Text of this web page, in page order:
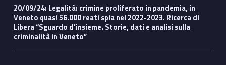
20/09/24: Legalità: crimine proliferato in pandemia, in
Veneto quasi 56.000 reati spia nel 2022-2023. Ricerca di
Libera “Sguardo d’insieme. Storie, dati e analisi sulla
criminalità in Veneto”